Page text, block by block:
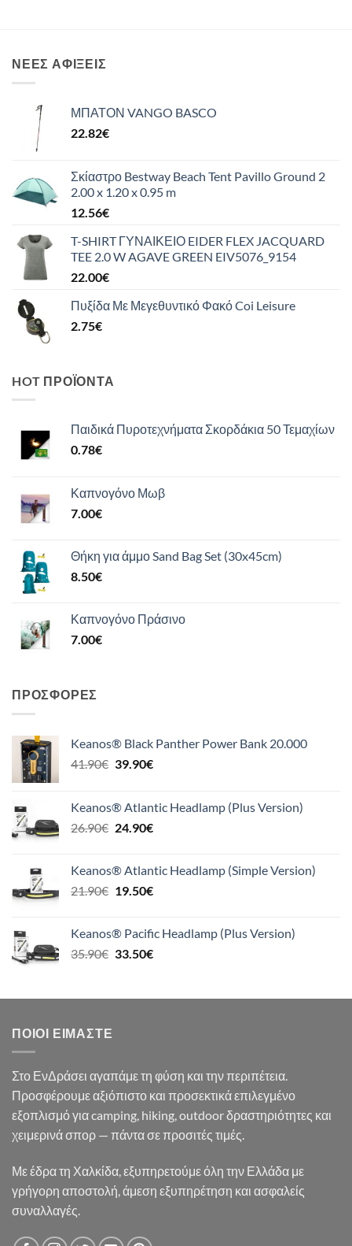
ΝΈΕΣ ΑΦΊΞΕΙΣ
ΜΠΑΤΟΝ VANGO BASCO
22.82€
Σκίαστρο Bestway Beach Tent Pavillo Ground 2
2.00 x 1.20 x 0.95 m
12.56€
T-SHIRT ΓΥΝΑΙΚΕΙΟ EIDER FLEX JACQUARD
TEE 2.0 W AGAVE GREEN EIV5076_9154
22.00€
Πυξίδα Με Μεγεθυντικό Φακό Coi Leisure
2.75€
HOT ΠΡΟΪΌΝΤΑ
Παιδικά Πυροτεχνήματα Σκορδάκια 50 Τεμαχίων
0.78€
Καπνογόνο Μωβ
7.00€
Θήκη για άμμο Sand Bag Set (30x45cm)
8.50€
Καπνογόνο Πράσινο
7.00€
ΠΡΟΣΦΟΡΈΣ
Keanos® Black Panther Power Bank 20.000
41.90€ Original
41.90€.
39.90€Η
είναι:
39.90€.
Keanos® Atlantic Headlamp (Plus Version)
26.90€ Original
26.90€.
24.90€Η
είναι:
24.90€.
Keanos® Atlantic Headlamp (Simple Version)
21.90€ Original
21.90€.
19.50€Η
είναι:
19.50€.
Keanos® Pacific Headlamp (Plus Version)
35.90€ Original
35.90€.
33.50€Η
είναι:
ΠΟΙΟΙ ΕΊΜΑΣΤΕ
Στο ΕνΔράσει αγαπάμε τη φύση και την περιπέτεια.
Προσφέρουμε αξιόπιστο και προσεκτικά επιλεγμένο
εξοπλισμό για camping, hiking, outdoor δραστηριότητες και
χειμερινά σπορ — πάντα σε προσιτές τιμές.
Με έδρα τη Χαλκίδα, εξυπηρετούμε όλη την Ελλάδα με
γρήγορη αποστολή, άμεση εξυπηρέτηση και ασφαλείς
συναλλαγές.